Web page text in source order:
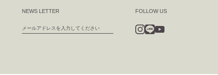
NEWS LETTER FOLLOW US